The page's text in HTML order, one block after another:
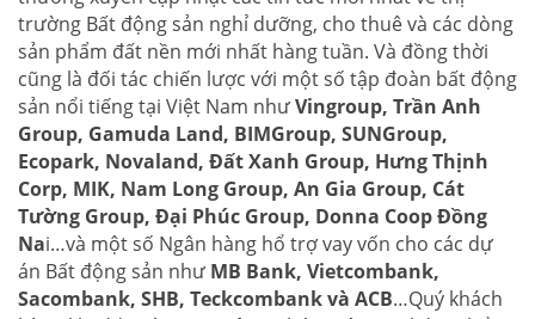
trường Bất động sản nghỉ dưỡng, cho thuê và các dòng
sản phẩm đất nền mới nhất hàng tuần. Và đồng thời
cũng là đối tác chiến lược với một số tập đoàn bất động
sản nổi tiếng tại Việt Nam nhưVingroup, Trần Anh
Group, Gamuda Land, BIMGroup, SUNGroup,
Ecopark, Novaland, Đất Xanh Group, Hưng Thịnh
Corp, MIK, Nam Long Group, An Gia Group, Cát
Tường Group, Đại Phúc Group, Donna Coop Đồng
Nai…và một số Ngân hàng hổ trợ vay vốn cho các dự
án Bất động sản như MB Bank, Vietcombank,
Sacombank, SHB, Teckcombank và ACB…Quý khách